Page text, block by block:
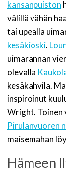
kansanpuiston
välillä vähän
tai upealla
kesäkioski.
uimarannan
olevalla
kesäkahvila.
inspiroinut
Wright. Toinen
Pirulanvuoren
maisemahan
Hämeen